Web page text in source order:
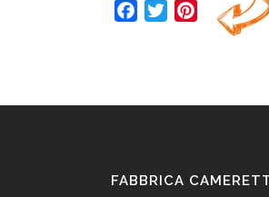
Facebook
TwitterPinterest
FABBRICA